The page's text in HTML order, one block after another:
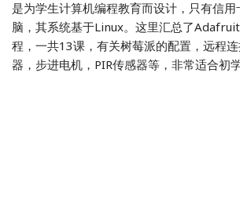
是为学生计算机编程教育而设计，只有信
脑，其系统基于Linux。这里汇总了
程，一共13课，有关树莓派的配置，远程
器，步进电机，PIR传感器等，非常适合初学